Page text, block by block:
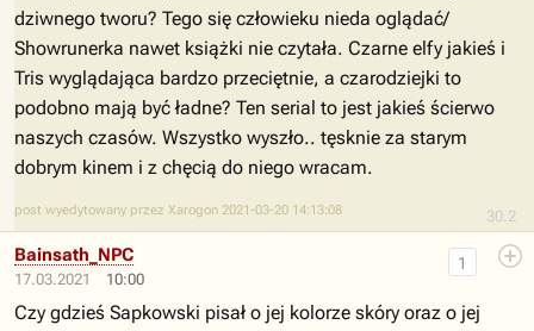
30.2
dziwnego tworu? Tego się człowieku nieda oglądać/
Showrunerka nawet książki nie czytała. Czarne elfy jakieś i
Tris wyglądająca bardzo przeciętnie, a czarodziejki to
podobno mają być ładne? Ten serial to jest jakieś ścierwo
naszych czasów. Wszystko wyszło.. tęsknie za starym
dobrym kinem i z chęcią do niego wracam.
post wyedytowany przez Xarogon 2021-03-20 14:13:08
17.03.2021 10:00
1
Bainsath_NPC
Czy gdzieś Sapkowski pisał o jej kolorze skóry oraz o jej